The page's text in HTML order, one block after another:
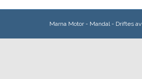
Marna Motor - Mandal - Driftes av